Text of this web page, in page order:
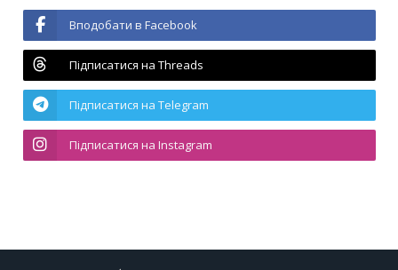
Вподобати в Facebook
Підписатися на Threads
Підписатися на Telegram
Підписатися на Instagram